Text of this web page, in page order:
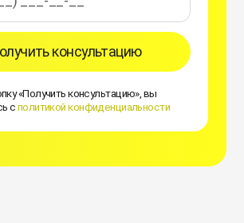
консультацию
«Получить консультацию», вы
сполитикой конфиденциальности